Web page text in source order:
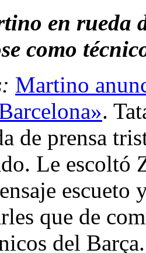
en rueda
como
Martino
.
de prensa
Le escoltó
que de
del